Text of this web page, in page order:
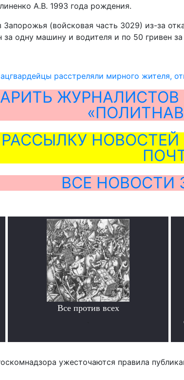
А.В. 1993 года рождения.
(войсковая часть 3029) из-за
одну машину и водителя и по 50 гривен
расстреляли мирного жителя,
ВСЕ НОВОСТИ
Все против всех
ужесточаются правила